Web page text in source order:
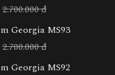
2.700.000 đ
Georgia MS93
2.700.000 đ
Georgia MS92